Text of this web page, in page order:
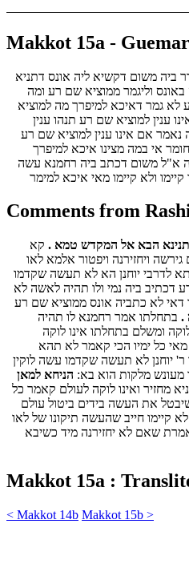
Makkot 15a -
משום דקשיא ליה אונס דתניא
וליגמר ממוציא שם רע ומה
לא גמר דאיכא למיפרך מה למוציא
למוציא שם רע תנהו ענין
אם אינו ענין למוציא שם רע
אי במה מצינו איכא למיפרך
א"ל משום דכתב ביה רחמנא עשה
ולא קיימו מאי איכא למימר
Comments from
תנינא הבא אל המקדש טמא . קא
ויחזירנה ויפטור אלמא לאו
לדרבי יוחנן הא לא תעשה שקדמו
דכתיב ביה נמי ולו תהיה לאשה לא
דאי לא כתביה אונס ממוציא שם רע
. בתחלתו אמר רחמנא לו תהיה
ומשלם בתחלתו אינו לוקה
כל ימיו הכי קאמר לא תהא
יוחנן לא תעשה שקדמו עשה לוקין
מלקות הוא בא: הניחא למאן
מחזיר ואינו לוקה לעולם קאמר כל
את העשה בידים ביטול עולם
קיימו חייב שהעשה תיקונו של לאו
שאם לא יחזירנה מיד כשיבא
Makkot 15a :
< Makkot 14b Makkot 15b >